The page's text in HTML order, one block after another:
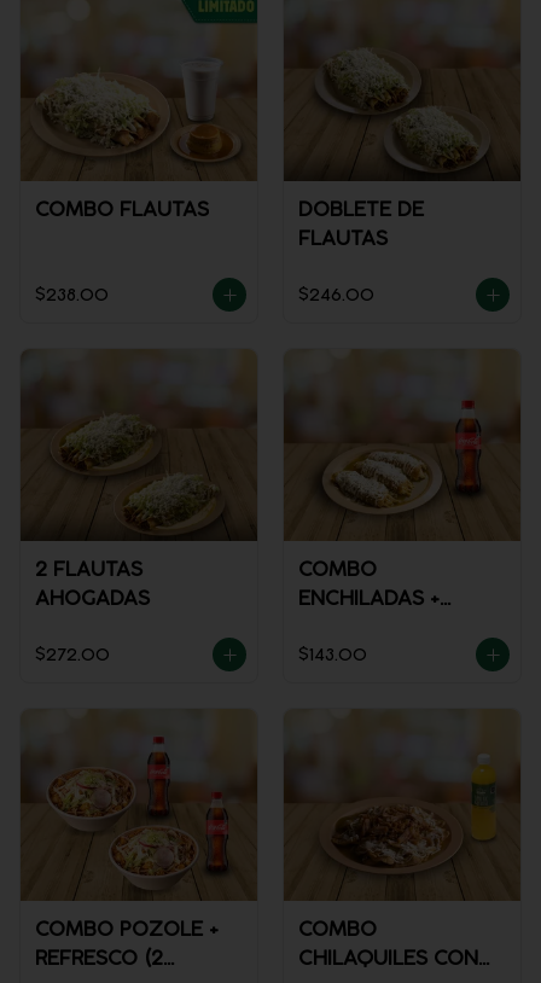
COMBO FLAUTAS
$238.00
DOBLETE DE
FLAUTAS
$246.00
2 FLAUTAS
AHOGADAS
$272.00
COMBO
ENCHILADAS +
$143.00
COMBO POZOLE +
REFRESCO (2
COMBO
CHILAQUILES CON